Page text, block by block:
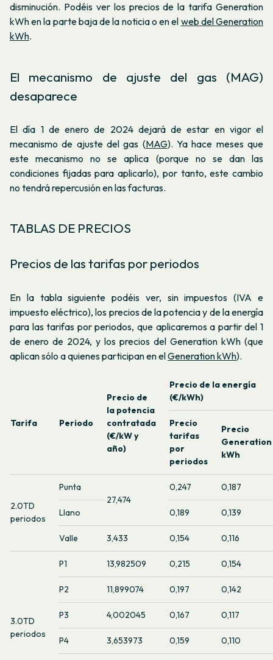
disminución. Podéis ver los precios de la tarifa Generation
kWh en la parte baja de la noticia o en el web del Generation
kWh.
El mecanismo de ajuste del gas (MAG)
desaparece
El día 1 de enero de 2024 dejará de estar en vigor el
mecanismo de ajuste del gas (MAG). Ya hace meses que
este mecanismo no se aplica (porque no se dan las
condiciones fijadas para aplicarlo), por tanto, este cambio
no tendrá repercusión en las facturas.
TABLAS DE PRECIOS
Precios de las tarifas por periodos
En la tabla siguiente podéis ver, sin impuestos (IVA e
impuesto eléctrico), los precios de la potencia y de la energía
para las tarifas por periodos, que aplicaremos a partir del 1
de enero de 2024, y los precios del Generation kWh (que
aplican sólo a quienes participan en elGeneration kWh).
Tarifa Periodo
Precio de
la potencia
contratada
(€/kW y
año)
Precio de la energía
(€/kWh)
Precio
tarifas
por
periodos
Precio
Generation
kWh
2.0TD
periodos
Punta
27,474
0,247 0,187
Llano 0,189 0,139
Valle 3,433 0,154 0,116
3.0TD
periodos
P1 13,982509 0,215 0,154
P2 11,899074 0,197 0,142
P3 4,002045 0,167 0,117
P4 3,653973 0,159 0,110